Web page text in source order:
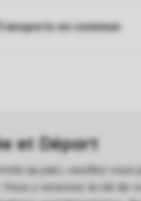
Transports en commun